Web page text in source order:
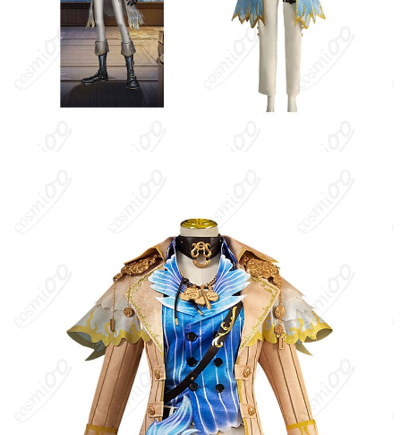
なる場合があります）
サイズ
S、M、L、XL、XXL
発送予定
加工に7～15営業日、配送に5～7営業日（※
土日祝除く）、合計で12～22営業日程度で
コスプレイベント、写真撮影、舞台、公
演、ハロウィン、アニメコン、パーティー
収納方法
ハンガーに吊るす、収納ケースに入れる、
衣装袋に保管
商品状態
新品未使用
洗濯方法
手洗い推奨、漂白不可
Identity V（第五人格）はNetEase Gamesが運営する1対4の非対
称対戦型サバイバルホラーゲーム。霧の荘園を舞台に、ハンター1
名とサバイバー4名が脱出／追撃を競う。傭兵（ナワーブ・サベダ